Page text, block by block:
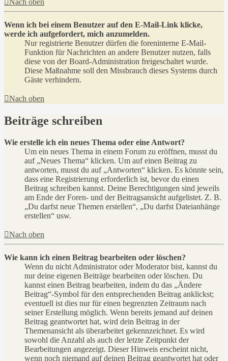
Nach oben
Wenn ich bei einem Benutzer auf den E-Mail-Link klicke,
werde ich aufgefordert, mich anzumelden.
Nur registrierte Benutzer dürfen die foreninterne E-Mail-
Funktion für Nachrichten an andere Benutzer nutzen, falls
diese von der Board-Administration freigeschaltet wurde.
Diese Maßnahme soll den Missbrauch dieses Systems durch
Gäste verhindern.
Nach oben
Beiträge schreiben
Wie erstelle ich ein neues Thema oder eine Antwort?
Um ein neues Thema in einem Forum zu eröffnen, musst du
auf „Neues Thema“ klicken. Um auf einen Beitrag zu
antworten, musst du auf „Antworten“ klicken. Es könnte sein,
dass eine Registrierung erforderlich ist, bevor du einen
Beitrag schreiben kannst. Deine Berechtigungen sind jeweils
am Ende der Foren- und der Beitragsansicht aufgelistet. Z. B.
„Du darfst neue Themen erstellen“, „Du darfst Dateianhänge
erstellen“ usw.
Nach oben
Wie kann ich einen Beitrag bearbeiten oder löschen?
Wenn du nicht Administrator oder Moderator bist, kannst du
nur deine eigenen Beiträge bearbeiten oder löschen. Du
kannst einen Beitrag bearbeiten, indem du das „Ändere
Beitrag“-Symbol für den entsprechenden Beitrag anklickst;
eventuell ist dies nur für einen begrenzten Zeitraum nach
seiner Erstellung möglich. Wenn bereits jemand auf deinen
Beitrag geantwortet hat, wird dein Beitrag in der
Themenansicht als überarbeitet gekennzeichnet. Es wird
sowohl die Anzahl als auch der letzte Zeitpunkt der
Bearbeitungen angezeigt. Dieser Hinweis erscheint nicht,
wenn noch niemand auf deinen Beitrag geantwortet hat oder